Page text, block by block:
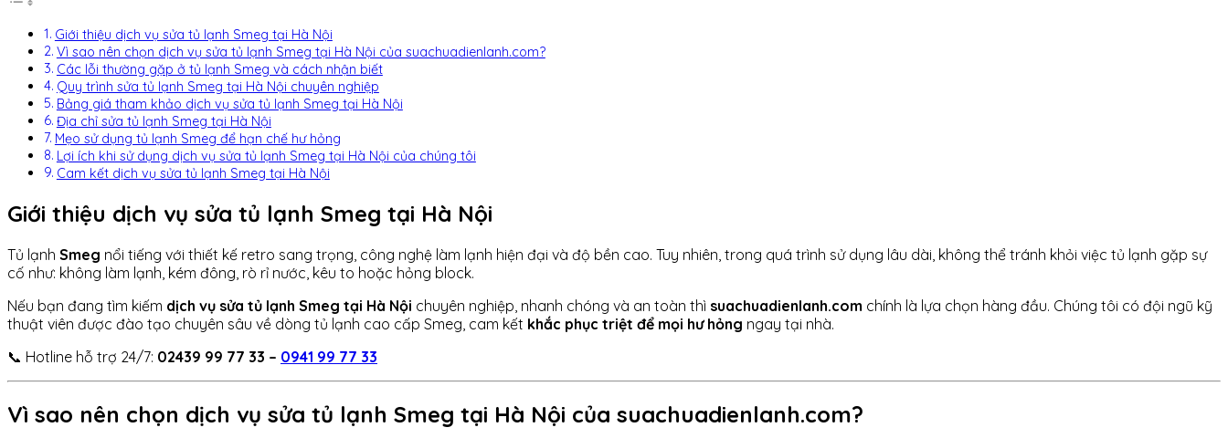
Giới thiệu dịch vụ sửa tủ lạnh Smeg tại Hà Nội
Vì sao nên chọn dịch vụ sửa tủ lạnh Smeg tại Hà Nội của suachuadienlanh.com?
Các lỗi thường gặp ở tủ lạnh Smeg và cách nhận biết
Quy trình sửa tủ lạnh Smeg tại Hà Nội chuyên nghiệp
Bảng giá tham khảo dịch vụ sửa tủ lạnh Smeg tại Hà Nội
Địa chỉ sửa tủ lạnh Smeg tại Hà Nội
Mẹo sử dụng tủ lạnh Smeg để hạn chế hư hỏng
Lợi ích khi sử dụng dịch vụ sửa tủ lạnh Smeg tại Hà Nội của chúng tôi
Cam kết dịch vụ sửa tủ lạnh Smeg tại Hà Nội
Giới thiệu dịch vụ sửa tủ lạnh Smeg tại Hà Nội
Tủ lạnh Smeg nổi tiếng với thiết kế retro sang trọng, công nghệ làm lạnh hiện đại và độ bền cao. Tuy nhiên, trong quá trình sử dụng lâu dài, không thể tránh khỏi việc tủ lạnh gặp sự
cố như: không làm lạnh, kém đông, rò rỉ nước, kêu to hoặc hỏng block.
Nếu bạn đang tìm kiếm dịch vụ sửa tủ lạnh Smeg tại Hà Nội chuyên nghiệp, nhanh chóng và an toàn thì suachuadienlanh.com chính là lựa chọn hàng đầu. Chúng tôi có đội ngũ kỹ
thuật viên được đào tạo chuyên sâu về dòng tủ lạnh cao cấp Smeg, cam kết khắc phục triệt để mọi hư hỏng ngay tại nhà.
📞 Hotline hỗ trợ 24/7: 02439 99 77 33 – 0941 99 77 33
Vì sao nên chọn dịch vụ sửa tủ lạnh Smeg tại Hà Nội của suachuadienlanh.com?